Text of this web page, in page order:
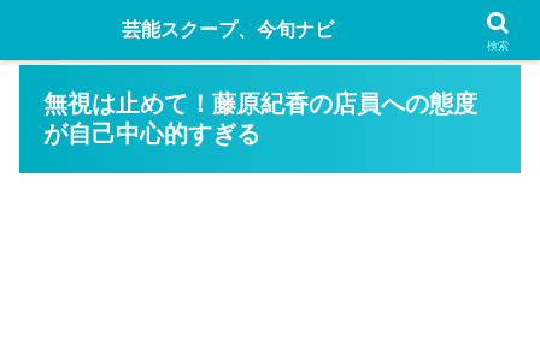
無視は止めて！藤原紀香の店員への態度
が自己中心的すぎる
芸能スクープ、今旬ナビ
検索